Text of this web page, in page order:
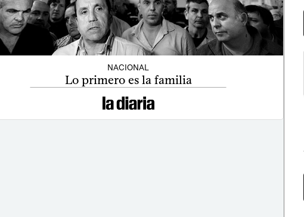
NACIONAL
Lo primero es la familia